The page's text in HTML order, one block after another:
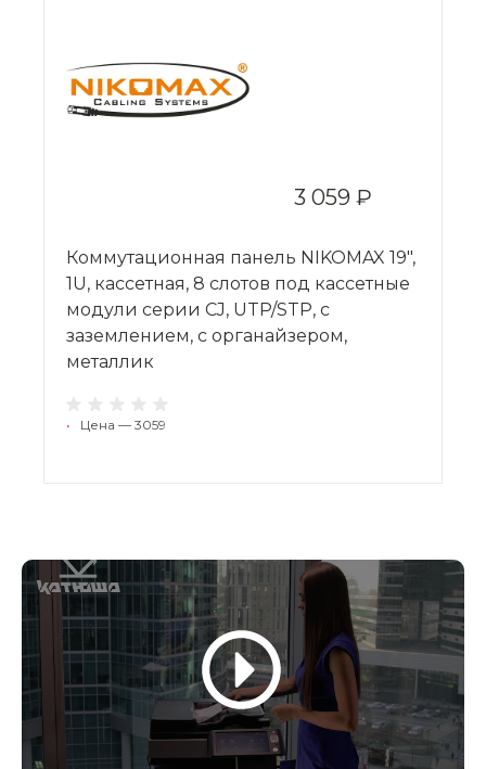
3 059 ₽
Коммутационная панель NIKOMAX 19",
1U, кассетная, 8 слотов под кассетные
модули серии CJ, UTP/STP, с
заземлением, с органайзером,
металлик
• Цена — 3059